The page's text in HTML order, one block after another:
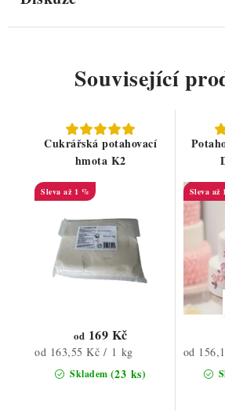
Související
Cukrářská potahovací
hmota K2
až 1 %
Skladem (23 ks)
od 169 Kč
Měrná
cena:
od 163,55 Kč / 1 kg
až
Měrná
cena:
od